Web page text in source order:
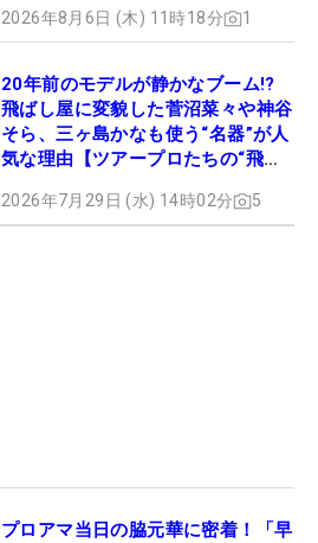
2026年8月6日 (木) 11時18分 1
20年前のモデルが静かなブーム!?
飛ばし屋に変貌した菅沼菜々や神谷
そら、三ヶ島かなも使う“名器”が人
気な理由【ツアープロたちの“飛ば
2026年7月29日 (水) 14時02分 5
プロアマ当日の脇元華に密着！「早